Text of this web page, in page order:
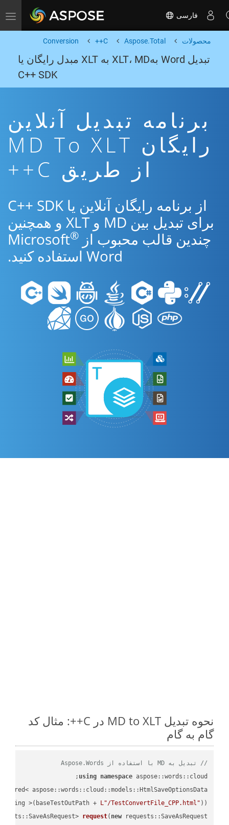
Toggle navigation فارسی
محصولات Aspose.Total
C++
Conversion
تبدیل Word بهXLT، MD به XLT مبدل رایگان یا
C++ SDK
برنامه تبدیل آنلاین
رایگان MD To XLT
از طریق C++
از برنامه رایگان آنلاین یا C++ SDK
برای تبدیل بین MD و XLT و همچنین
چندین قالب محبوب از Microsoft ®
Word استفاده کنید.
نحوه تبدیل MD to XLT در C++: مثال کد
گام به گام
// تبدیل به MD با استفاده از Aspose.Words
using namespace aspose::words::cloud;
>(baseTestOutPath + L"/TestConvertFile_CPP.html" ));
request( new